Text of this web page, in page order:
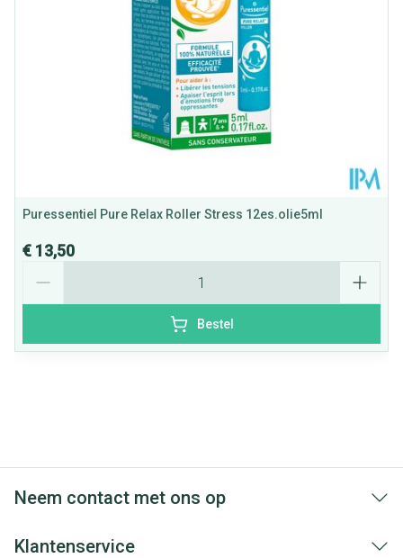
Kamertemperatuur (15°C -
25°C)
Puressentiel Pure Relax Roller Stress 12es.olie5ml
€ 13,50
Bestel
Neem contact met ons op
Klantenservice